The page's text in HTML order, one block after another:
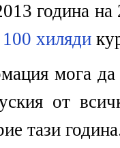
година
хиляди
мога
от
тази